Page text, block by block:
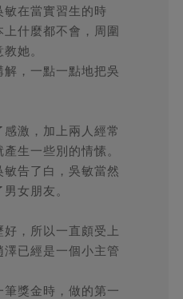
敏在當實習生的時
什麼都不會，周圍
她。
解，一點一點地把吳
激，加上兩人經常
生一些別的情愫。
告了白，吳敏當然
女朋友。
，所以一直頗受上
已經是一個小主管
獎金時，做的第一